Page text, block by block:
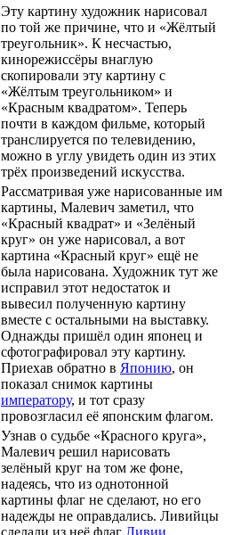
Эту картину художник нарисовал
по той же причине, что и «Жёлтый
треугольник». К несчастью,
кинорежиссёры внаглую
скопировали эту картину с
«Жёлтым треугольником» и
«Красным квадратом». Теперь
почти в каждом фильме, который
транслируется по телевидению,
можно в углу увидеть один из этих
трёх произведений искусства.
Рассматривая уже нарисованные им
картины, Малевич заметил, что
«Красный квадрат» и «Зелёный
круг» он уже нарисовал, а вот
картина «Красный круг» ещё не
была нарисована. Художник тут же
исправил этот недостаток и
вывесил полученную картину
вместе с остальными на выставку.
Однажды пришёл один японец и
сфотографировал эту картину.
Приехав обратно в Японию, он
показал снимок картины
императору, и тот сразу
провозгласил её японским флагом.
Узнав о судьбе «Красного круга»,
Малевич решил нарисовать
зелёный круг на том же фоне,
надеясь, что из однотонной
картины флаг не сделают, но его
надежды не оправдались. Ливийцы
сделали из неё флаг Ливии